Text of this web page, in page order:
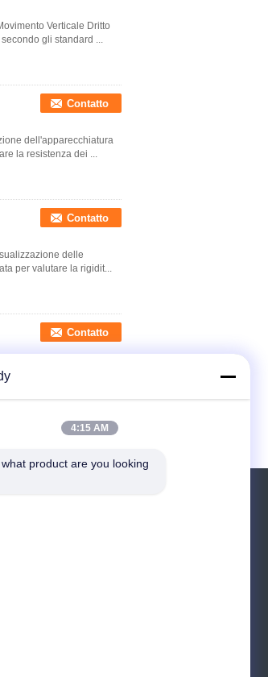
Verticale Dritto
gli standard ...
Contatto
dell'apparecchiatura
la resistenza dei ...
Contatto
delle
per valutare la rigidit...
Contatto
attrezzatura di prova
la valutazione delle ...
4:15 AM
product are you looking